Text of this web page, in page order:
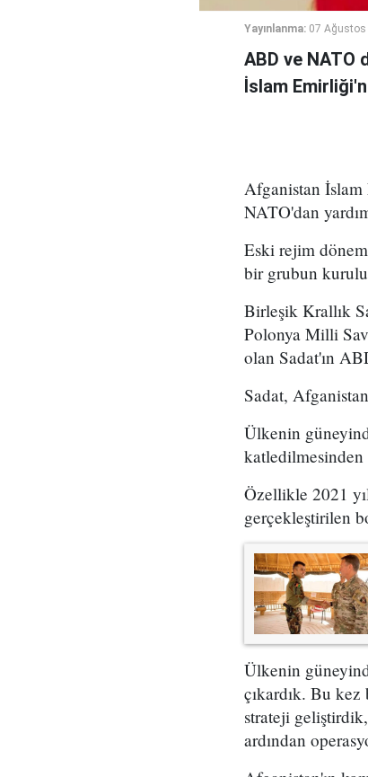
Yayınlanma: 07 Ağustos
ABD ve
İslam
Afganistan İslam
NATO'dan
Eski rejim
bir grubun
Birleşik Krallık
Polonya Milli
olan Sadat'ın
Sadat,
Ülkenin
Özellikle 2021
gerçekleştirilen
Ülkenin
çıkardık. Bu kez
strateji
ardından